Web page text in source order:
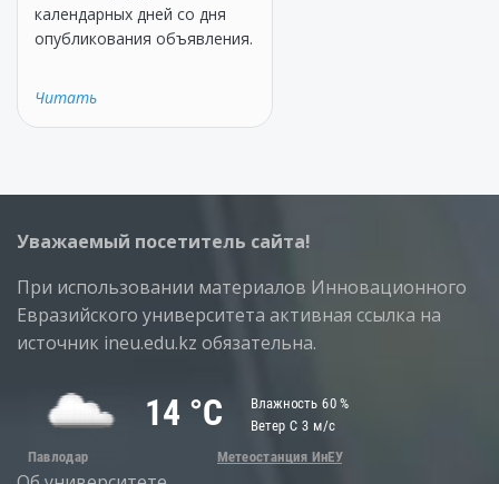
календарных дней со дня
опубликования объявления.
Читать
Уважаемый посетитель сайта!
При использовании материалов Инновационного
Евразийского университета активная ссылка на
источник ineu.edu.kz обязательна.